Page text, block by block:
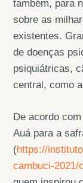
também, para
sobre as
existentes.
de doenças
psiquiátricas,
central, como
De acordo
Auá para a
(https://
cambuci-2021/